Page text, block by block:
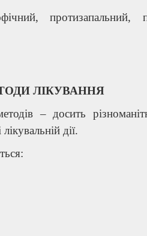
протизапальний,
ЛІКУВАННЯ
– досить
дії.